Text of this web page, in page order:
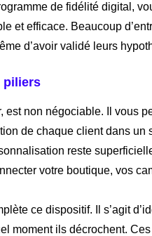
de fidélité digital,
et efficace. Beaucoup
d’avoir validé leurs
piliers
non négociable. Il vous
de chaque client dans
reste
votre boutique, vos
ce dispositif. Il s’agit
moment ils décrochent.